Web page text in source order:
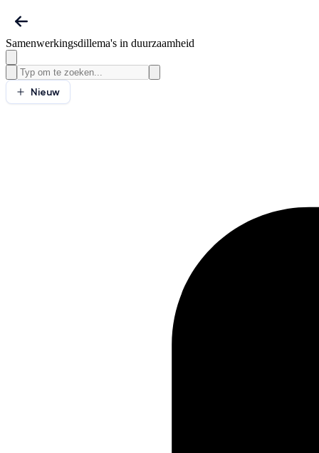
Samenwerkingsdillema's in duurzaamheid
Nieuw